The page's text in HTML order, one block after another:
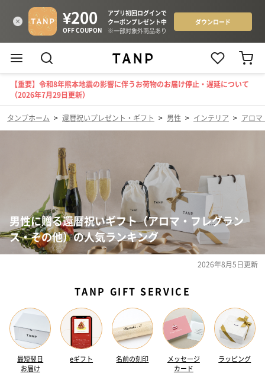
【重要】令和8年熊本地震の影響に伴うお荷物のお届け停止・遅延について
（2026年7月29日更新）
タンプホーム > 還暦祝いプレゼント・ギフト > 男性 > インテリア > アロマ
男性に贈る還暦祝いギフト（アロマ・フレグラン
ス・その他）の人気ランキング
2026年8月5日更新
TANP GIFT SERVICE
最短翌日
お届け
eギフト 名前の刻印
メッセージ
カード
ラッピング